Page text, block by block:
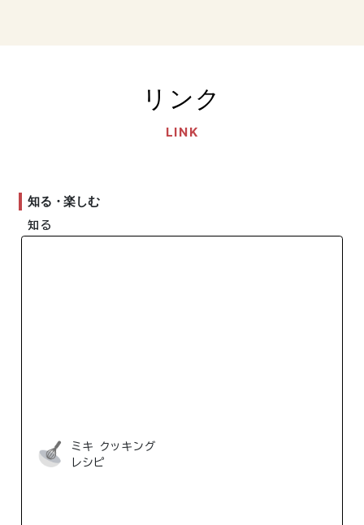
リンク
LINK
知る・楽しむ
知る
ミキ クッキング
レシピ